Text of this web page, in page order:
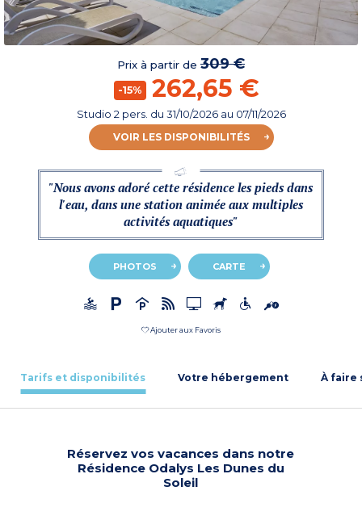
Prix à partir de 309 €
-15% 262,65 €
Studio 2 pers. du 31/10/2026au 07/11/2026
VOIR LES DISPONIBILITÉS
"Nous avons adoré cette résidence les pieds dans
l'eau, dans une station animée aux multiples
activités aquatiques"
PHOTOS CARTE
Ajouter aux Favoris
Tarifs et disponibilités Votre hébergement À faire
Réservez vos vacances dans notre
Résidence Odalys Les Dunes du
Soleil